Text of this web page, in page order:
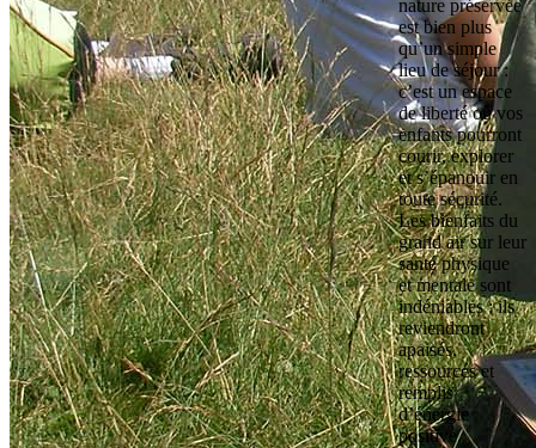
nature préservée
est bien plus
qu’un simple
lieu de séjour :
c’est un espace
de liberté où vos
enfants pourront
courir, explorer
et s’épanouir en
toute sécurité.
Les bienfaits du
grand air sur leur
santé physique
et mentale sont
indéniables : ils
reviendront
apaisés,
ressourcés et
remplis
d’énergie
positive.